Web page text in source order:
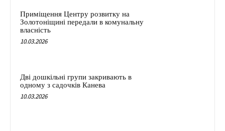
Приміщення Центру розвитку на
Золотоніщині передали в комунальну
власність
10.03.2026
Дві дошкільні групи закривають в
одному з садочків Канева
10.03.2026